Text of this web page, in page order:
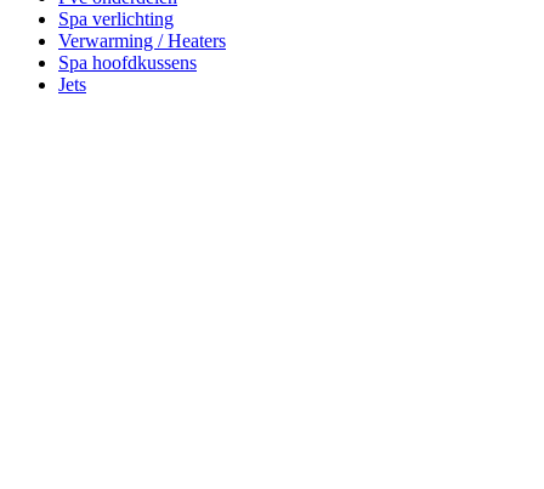
Spa verlichting
Verwarming / Heaters
Spa hoofdkussens
Jets